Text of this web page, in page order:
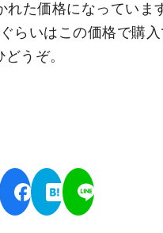
た価格になっていま
らいはこの価格で購入
うぞ。